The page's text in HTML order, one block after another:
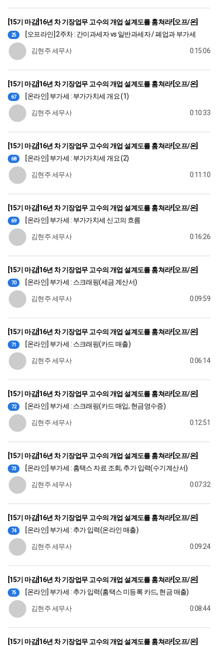
[15기 마감]16년 차 기장업무 고수의 개업 설계도를 훔쳐라![오프/온]
25 [오프라인] 2주차 : 간이과세자 vs 일반과세자 / 폐업과 부가세
김현주 세무사 0:15:06
[15기 마감]16년 차 기장업무 고수의 개업 설계도를 훔쳐라![오프/온]
67 [온라인] 부가세 : 부가가치세 개요 (1)
김현주 세무사 0:10:33
[15기 마감]16년 차 기장업무 고수의 개업 설계도를 훔쳐라![오프/온]
68 [온라인] 부가세 : 부가가치세 개요 (2)
김현주 세무사 0:11:10
[15기 마감]16년 차 기장업무 고수의 개업 설계도를 훔쳐라![오프/온]
69 [온라인] 부가세 : 부가가치세 신고의 흐름
김현주 세무사 0:16:26
[15기 마감]16년 차 기장업무 고수의 개업 설계도를 훔쳐라![오프/온]
70 [온라인] 부가세 : 스크래핑(세금 계산서)
김현주 세무사 0:09:59
[15기 마감]16년 차 기장업무 고수의 개업 설계도를 훔쳐라![오프/온]
71 [온라인] 부가세 : 스크래핑(카드 매출)
김현주 세무사 0:06:14
[15기 마감]16년 차 기장업무 고수의 개업 설계도를 훔쳐라![오프/온]
72 [온라인] 부가세 : 스크래핑(카드 매입, 현금영수증)
김현주 세무사 0:12:51
[15기 마감]16년 차 기장업무 고수의 개업 설계도를 훔쳐라![오프/온]
73 [온라인] 부가세 : 홈택스 자료 조회, 추가 입력(수기계산서)
김현주 세무사 0:07:32
[15기 마감]16년 차 기장업무 고수의 개업 설계도를 훔쳐라![오프/온]
74 [온라인] 부가세 : 추가 입력(온라인 매출)
김현주 세무사 0:09:24
[15기 마감]16년 차 기장업무 고수의 개업 설계도를 훔쳐라![오프/온]
75 [온라인] 부가세 : 추가 입력(홈택스 미등록 카드, 현금 매출)
김현주 세무사 0:08:44
[15기 마감]16년 차 기장업무 고수의 개업 설계도를 훔쳐라![오프/온]